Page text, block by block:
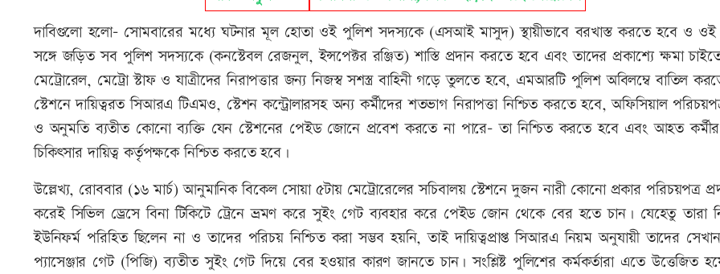
দাবিগুলো হলো- সোমবারের মধ্যে ঘটনার মূল হোতা ওই পুলিশ সদস্যকে (এসআই মাসুদ) স্থায়ীভাবে বরখাস্ত করতে হবে ও ওই
সঙ্গে জড়িত সব পুলিশ সদস্যকে (কনস্টেবল রেজনুল, ইন্সপেক্টর রঞ্জিত) শাস্তি প্রদান করতে হবে এবং তাদের প্রকাশ্যে ক্ষমা
মেট্রোরেল, মেট্রো স্টাফ ও যাত্রীদের নিরাপত্তার জন্য নিজস্ব সশস্ত্র বাহিনী গড়ে তুলতে হবে, এমআরটি পুলিশ অবিলম্বে বাতিল
স্টেশনে দায়িত্বরত সিআরএ টিএমও, স্টেশন কন্ট্রোলারসহ অন্য কর্মীদের শতভাগ নিরাপত্তা নিশ্চিত করতে হবে, অফিসিয়াল
ও অনুমতি ব্যতীত কোনো ব্যক্তি যেন স্টেশনের পেইড জোনে প্রবেশ করতে না পারে- তা নিশ্চিত করতে হবে এবং আহত কর্মীর
চিকিৎসার দায়িত্ব কর্তৃপক্ষকে নিশ্চিত করতে হবে।
উল্লেখ্য, রোববার (১৬ মার্চ) আনুমানিক বিকেল সোয়া ৫টায় মেট্রোরেলের সচিবালয় স্টেশনে দুজন নারী কোনো প্রকার পরিচয়পত্র
করেই সিভিল ড্রেসে বিনা টিকিটে ট্রেনে ভ্রমণ করে সুইং গেট ব্যবহার করে পেইড জোন থেকে বের হতে চান। যেহেতু তারা
ইউনিফর্ম পরিহিত ছিলেন না ও তাদের পরিচয় নিশ্চিত করা সম্ভব হয়নি, তাই দায়িত্বপ্রাপ্ত সিআরএ নিয়ম অনুযায়ী তাদের
প্যাসেঞ্জার গেট (পিজি) ব্যতীত সুইং গেট দিয়ে বের হওয়ার কারণ জানতে চান। সংশ্লিষ্ট পুলিশের কর্মকর্তারা এতে উত্তেজিত